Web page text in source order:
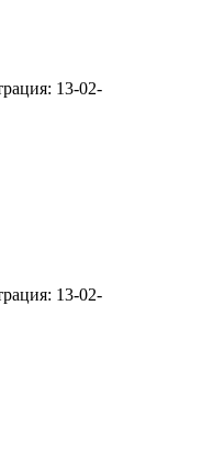
13-02-
13-02-